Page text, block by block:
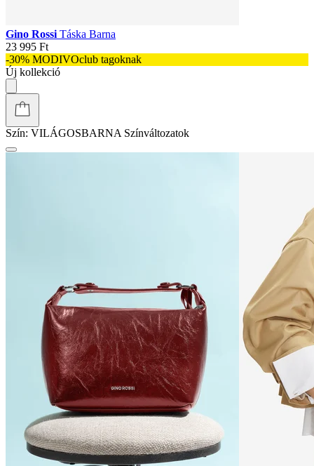
Gino Rossi Táska Barna
23 995 Ft
-30% MODIVOclub tagoknak
Új kollekció
Szín: VILÁGOSBARNA Színváltozatok